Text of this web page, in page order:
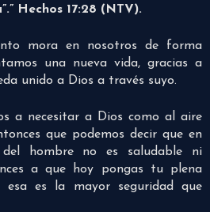
Hechos 17:28 (NTV).
mora en nosotros de forma
una nueva vida, gracias a
unido a Dios a través suyo.
a necesitar a Dios como al aire
que podemos decir que en
del hombre no es saludable ni
a que hoy pongas tu plena
esa es la mayor seguridad que